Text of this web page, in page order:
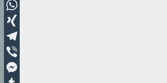
LinkedIn
WhatsApp
XING
Telegram
Viber